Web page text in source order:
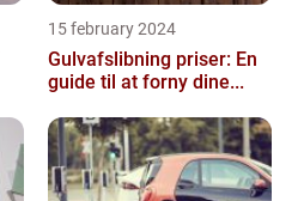
15 february 2024
Gulvafslibning priser: En
guide til at forny dine...